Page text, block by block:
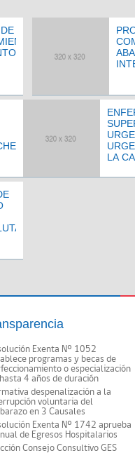
LA
Exenta Nº 1052
programas y becas de
o especialización
4 años de duración
despenalización a la
voluntaria del
en 3 Causales
Exenta Nº 1742 aprueba
de Egresos Hospitalarios
Consejo Consultivo GES